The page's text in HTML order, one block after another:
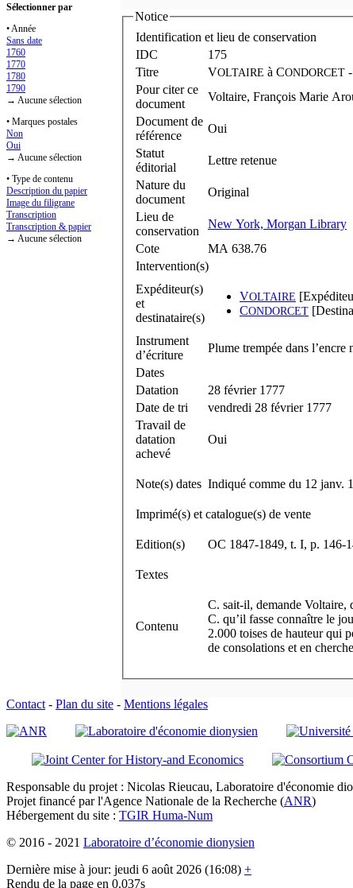
Sélectionner par
• Année
Sans date
1760
1770
1780
1790
→ Aucune sélection
• Marques postales
Non
Oui
→ Aucune sélection
• Type de contenu
Description du papier
Image du filigrane
Transcription
Transcription & papier
→ Aucune sélection
Notice
Identification et lieu de conservation
IDC
175
Titre
VOLTAIRE à CONDORCET
Pour citer ce
document
Voltaire, François Marie
Document de
référence
Oui
Statut
éditorial
Lettre retenue
Nature du
document
Original
Lieu de
conservation
New York, Morgan Library
Cote
MA 638.76
Intervention(s)
Expéditeur(s)
et
destinataire(s)
VOLTAIRE
CONDORCET
Instrument
d’écriture
Plume trempée dans l’encre
Dates
Datation
28 février 1777
Date de tri
vendredi 28 février 1777
Travail de
datation
achevé
Oui
Note(s) dates Indiqué comme du 12 janv.
Imprimé(s) et catalogue(s) de vente
Edition(s) OC 1847-1849, t. I, p. 146-
Textes
Contenu
C. sait-il, demande Voltaire,
C. qu’il fasse connaître le
2.000 toises de hauteur qui
de consolations et en
Contact - Plan du site - Mentions légales
Responsable du projet : Nicolas Rieucau, Laboratoire d'économie
Projet financé par l'Agence Nationale de la Recherche (ANR)
Hébergement du site : TGIR Huma-Num
© 2016 - 2021 Laboratoire d’économie dionysien
Dernière mise à jour: jeudi 6 août 2026 (16:08) +
Rendu de la page en 0.037s